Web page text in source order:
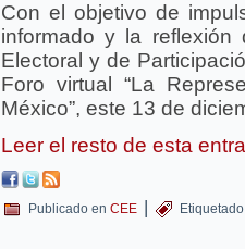
Con el objetivo de
informado y la reflexión
Electoral y de
Foro virtual “La
México”, este 13 de
Leer el resto de esta
Publicado en CEE | Etiquetado